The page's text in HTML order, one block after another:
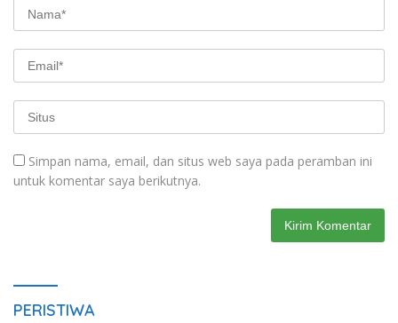
Simpan nama, email, dan situs web saya pada peramban ini
untuk komentar saya berikutnya.
PERISTIWA